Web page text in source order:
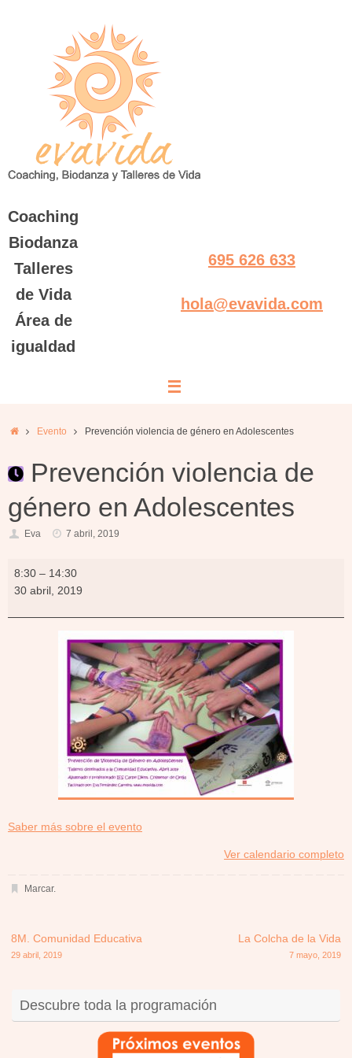
Coaching
Biodanza
Talleres
de Vida
Área de
igualdad
695 626 633
hola@evavida.com
InicioEvento Prevención violencia de género en Adolescentes
Prevención violencia de
género en Adolescentes
Eva 7 abril, 2019
Prevención
violencia
género
Adolescentes
8:30 – 14:30
30 abril, 2019
Saber más sobre el eventoabout
Ver calendario completo
Marcar.
8M. Comunidad Educativa
29 abril, 2019
La Colcha de la Vida
7 mayo, 2019
Descubre toda la programación